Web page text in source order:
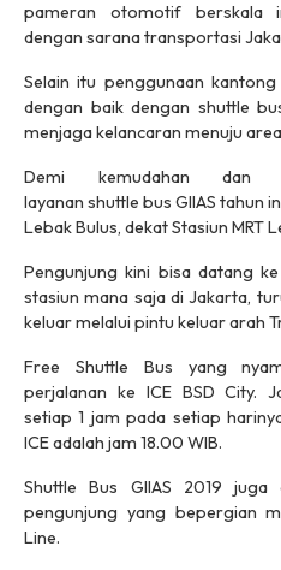
pameran otomotif berskala
dengan sarana transportasi
Selain itu penggunaan
dengan baik dengan shuttle
menjaga kelancaran menuju
Demi kemudahan dan
layanan shuttle bus GIIAS tahun
Lebak Bulus, dekat Stasiun MRT
Pengunjung kini bisa datang
stasiun mana saja di Jakarta,
keluar melalui pintu keluar arah
Free Shuttle Bus yang
perjalanan ke ICE BSD City.
setiap 1 jam pada setiap
ICE adalah jam 18.00 WIB.
Shuttle Bus GIIAS 2019 juga
pengunjung yang bepergian
Line.